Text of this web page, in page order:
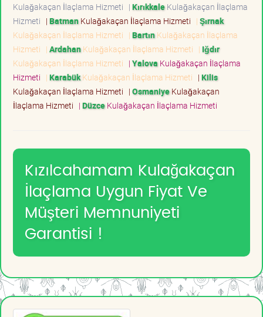
Kulağakaçan İlaçlama Hizmeti | KırıkkaleKulağakaçan İlaçlama
Hizmeti | BatmanKulağakaçan İlaçlama Hizmeti | Şırnak
Kulağakaçan İlaçlama Hizmeti | BartınKulağakaçan İlaçlama
Hizmeti | ArdahanKulağakaçan İlaçlama Hizmeti | Iğdır
Kulağakaçan İlaçlama Hizmeti | Yalova Kulağakaçan İlaçlama
Hizmeti | KarabükKulağakaçan İlaçlama Hizmeti | Kilis
Kulağakaçan İlaçlama Hizmeti | OsmaniyeKulağakaçan
İlaçlama Hizmeti | DüzceKulağakaçan İlaçlama Hizmeti
Kızılcahamam Kulağakaçan
İlaçlama Uygun Fiyat Ve
Müşteri Memnuniyeti
Garantisi !